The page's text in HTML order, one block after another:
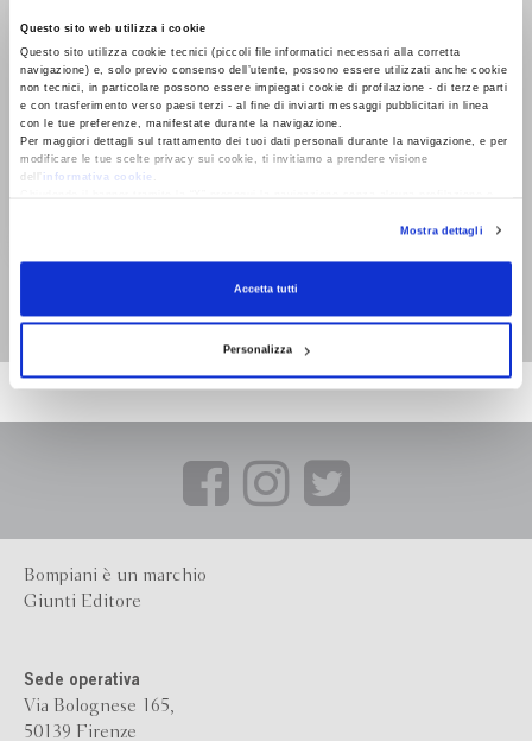
Questo sito web utilizza i cookie
Questo sito utilizza cookie tecnici (piccoli file informatici necessari alla corretta
navigazione) e, solo previo consenso dell’utente, possono essere utilizzati anche cookie
non tecnici, in particolare possono essere impiegati cookie di profilazione - di terze parti
e con trasferimento verso paesi terzi - al fine di inviarti messaggi pubblicitari in linea
con le tue preferenze, manifestate durante la navigazione.
Per maggiori dettagli sul trattamento dei tuoi dati personali durante la navigazione, e per
modificare le tue scelte privacy sui cookie, ti invitiamo a prendere visione
dell’
informativa cookie
RevocaMostra dettagli
Accetta tutti
Personalizza
Noi abbiamo un sogno
Bompiani è un marchio
Giunti Editore
Sede operativa
Via Bolognese 165,
50139 Firenze